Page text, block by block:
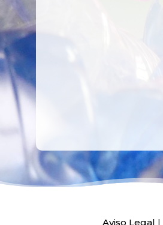
Aviso Legal |